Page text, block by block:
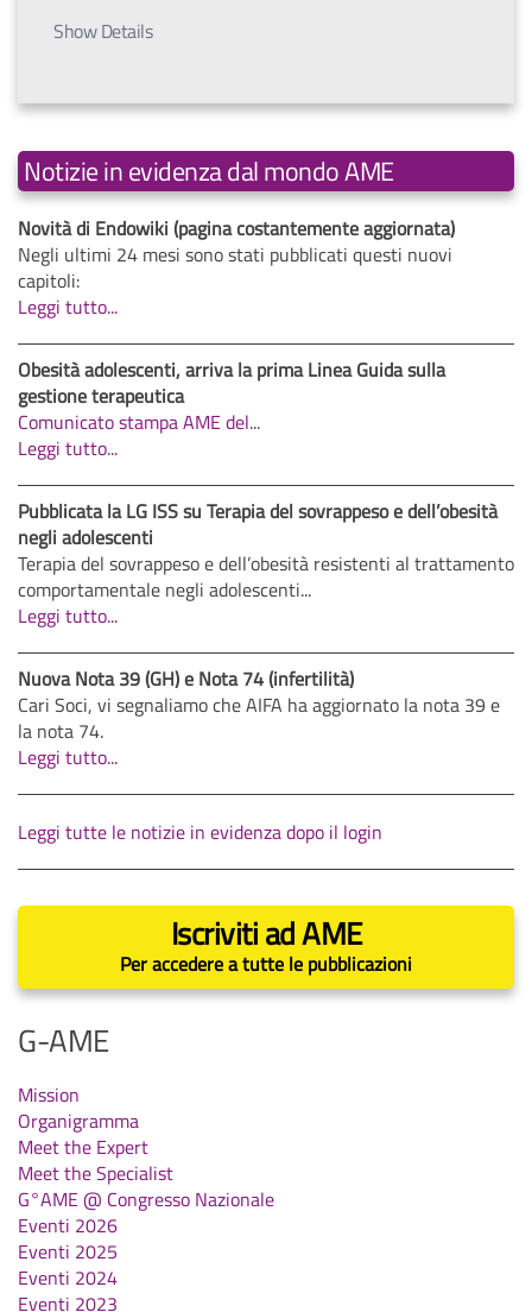
Show Details
Notizie in evidenza dal mondo AME
Novità di Endowiki (pagina costantemente aggiornata)
Negli ultimi 24 mesi sono stati pubblicati questi nuovi
capitoli:
Leggi tutto...
Obesità adolescenti, arriva la prima Linea Guida sulla
gestione terapeutica
Comunicato stampa AME del...
Leggi tutto...
Pubblicata la LG ISS su Terapia del sovrappeso e dell’obesità
negli adolescenti
Terapia del sovrappeso e dell’obesità resistenti al trattamento
comportamentale negli adolescenti...
Leggi tutto...
Nuova Nota 39 (GH) e Nota 74 (infertilità)
Cari Soci, vi segnaliamo che AIFA ha aggiornato la nota 39 e
la nota 74.
Leggi tutto...
Leggi tutte le notizie in evidenza dopo il login
Iscriviti ad AME
Per accedere a tutte le pubblicazioni
G-AME
Mission
Organigramma
Meet the Expert
Meet the Specialist
G°AME @ Congresso Nazionale
Eventi 2026
Eventi 2025
Eventi 2024
Eventi 2023